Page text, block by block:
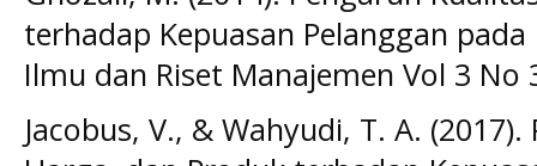
terhadap Kepuasan Pelanggan
Ilmu dan Riset Manajemen Vol 3 No
Jacobus, V., & Wahyudi, T. A.